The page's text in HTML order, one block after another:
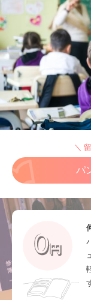
＼
パ